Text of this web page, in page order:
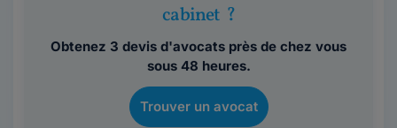
cabinet ?
Obtenez 3 devis d'avocats près de chez vous
sous 48 heures.
Trouver un avocat